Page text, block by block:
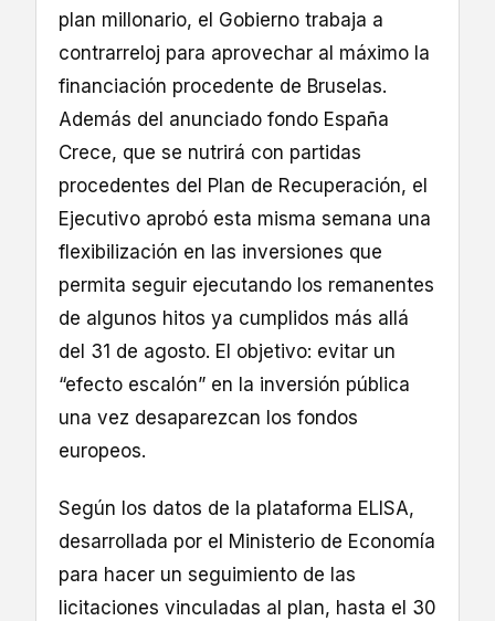
plan millonario, el Gobierno trabaja a
contrarreloj para aprovechar al máximo la
financiación procedente de Bruselas.
Además del anunciado fondo España
Crece, que se nutrirá con partidas
procedentes del Plan de Recuperación, el
Ejecutivo aprobó esta misma semana una
flexibilización en las inversiones que
permita seguir ejecutando los remanentes
de algunos hitos ya cumplidos más allá
del 31 de agosto. El objetivo: evitar un
“efecto escalón” en la inversión pública
una vez desaparezcan los fondos
europeos.
Según los datos de la plataforma ELISA,
desarrollada por el Ministerio de Economía
para hacer un seguimiento de las
licitaciones vinculadas al plan, hasta el 30